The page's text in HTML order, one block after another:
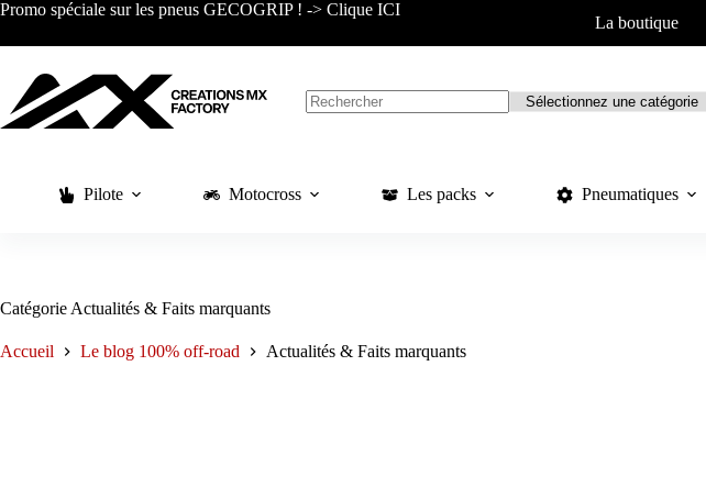
Passer
contenu
Promo spéciale sur les pneus GECOGRIP ! -> Clique ICI
La boutique
Pilote Motocross Les packs Pneumatiques
Catégorie Actualités & Faits marquants
Accueil Le blog 100% off-road Actualités & Faits marquants